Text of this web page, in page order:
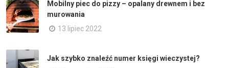
Mobilny piec do pizzy – opalany drewnem i bez
murowania
13 lipiec 2022
Jak szybko znaleźć numer księgi wieczystej?